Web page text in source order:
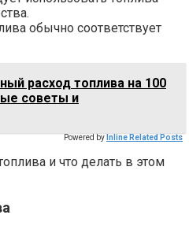
обычно соответствует
расход топлива на 100
советы и
Powered by Inline Related Posts
и что делать в этом